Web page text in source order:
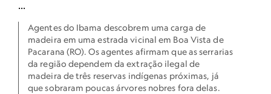
Agentes do Ibama descobrem uma carga de
madeira em uma estrada vicinal em Boa Vista de
Pacarana (RO). Os agentes afirmam que as serrarias
da região dependem da extração ilegal de
madeira de três reservas indígenas próximas, já
que sobraram poucas árvores nobres fora delas.